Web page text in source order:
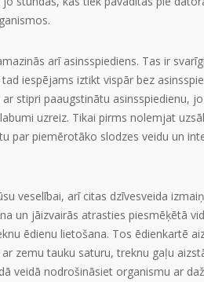
arī asinsspiediens. Tas ir
iespējams iztikt vispār bez
stipri paaugstinātu asinsspiedienu,
uzreiz. Tikai pirms nolemjat
par piemērotāko slodzes veidu un
veselībai, arī citas dzīvesveida
un jāizvairās atrasties piesmēķētā
ēdienu lietošana. Tos ēdienkartē
zemu tauku saturu, treknu gaļu
veidā nodrošināsiet organismu ar